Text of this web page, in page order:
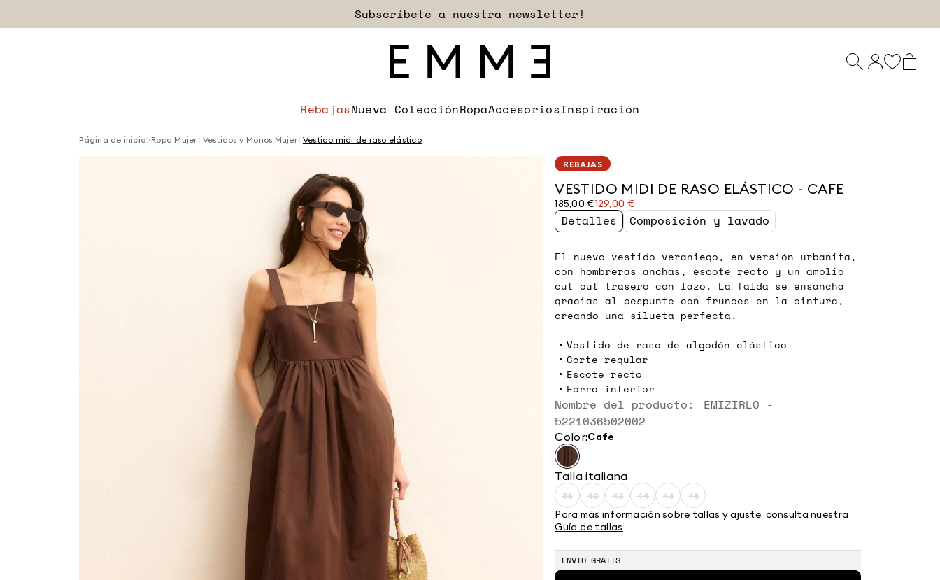
Descubre las rebajas
RebajasNueva ColecciónRopaAccesoriosInspiración
Página de inicio Ropa Mujer Vestidos y Monos Mujer Vestido midi de raso elástico
REBAJAS
VESTIDO MIDI DE RASO ELÁSTICO - CAFE
185,00 €129,00 €
Precio
original
185,00
Precio
actual
129,00
Detalles Composición y lavado
El nuevo vestido veraniego, en versión urbanita,
con hombreras anchas, escote recto y un amplio
cut out trasero con lazo. La falda se ensancha
gracias al pespunte con frunces en la cintura,
creando una silueta perfecta.
Vestido de raso de algodón elástico
Corte regular
Escote recto
Forro interior
Nombre del producto: EMIZIRLO -
5221036502002
Color: cafe
Talla italiana
38Size:
38
40Size:
40
42Size:
42
44Size:
44
46Size:
46
48Size:
48
Para más información sobre tallas y ajuste, consulta nuestra
Guía de tallas
ENVIO GRATIS